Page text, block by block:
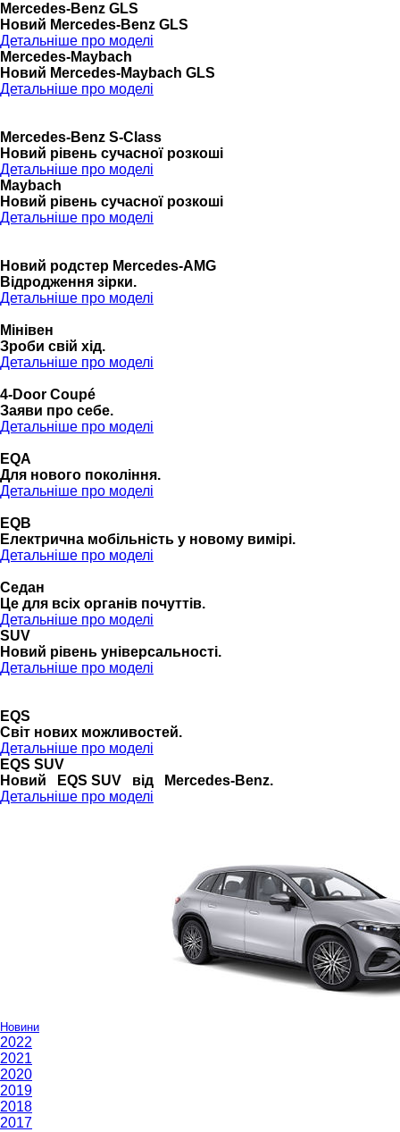
Mercedes-Benz GLS
Новий Mercedes-Benz GLS
Детальніше про моделі
Mercedes-Maybach
Новий Mercedes-Maybach GLS
Детальніше про моделі
Mercedes-Benz S-Class
Новий рівень сучасної розкоші
Детальніше про моделі
Maybach
Новий рівень сучасної розкоші
Детальніше про моделі
Новий родстер Mercedes-AMG
Відродження зірки.
Детальніше про моделі
Мінівен
Зроби свій хід.
Детальніше про моделі
4-Door Coupé
Заяви про себе.
Детальніше про моделі
EQA
Для нового покоління.
Детальніше про моделі
EQB
Електрична мобільність у новому вимірі.
Детальніше про моделі
Седан
Це для всіх органів почуттів.
Детальніше про моделі
SUV
Новий рівень універсальності.
Детальніше про моделі
EQS
Cвіт нових можливостей.
Детальніше про моделі
EQS SUV
Новий EQS SUV від Mercedes-Benz.
Детальніше про моделі
Новини
2022
2021
2020
2019
2018
2017